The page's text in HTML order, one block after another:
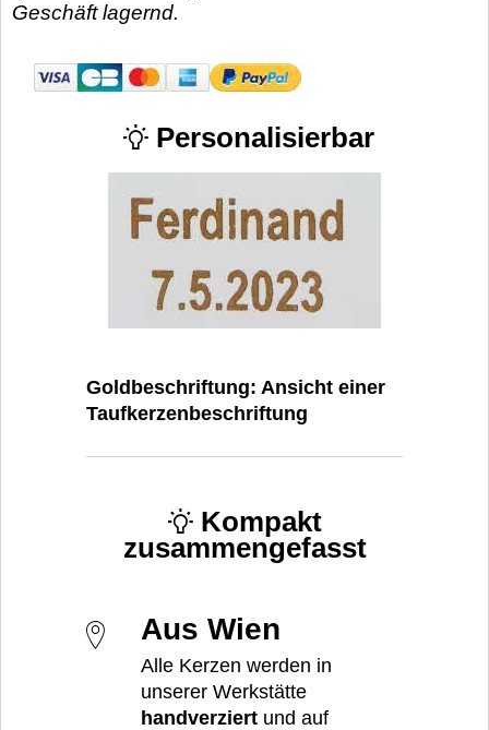
Geschäft lagernd.
Personalisierbar
Goldbeschriftung: Ansicht einer
Taufkerzenbeschriftung
Kompakt
zusammengefasst
Aus Wien
Alle Kerzen werden in
unserer Werkstätte
handverziert und auf